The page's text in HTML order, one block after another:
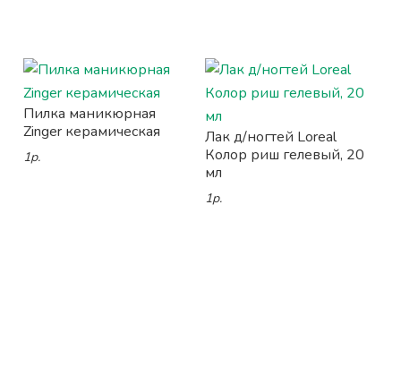
Пилка маникюрная
Zinger керамическая
1р.
Лак д/ногтей Loreal
Колор риш гелевый, 20
мл
1р.